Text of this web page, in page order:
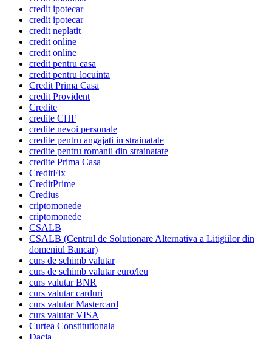
credit ipotecar
credit ipotecar
credit neplatit
credit online
credit online
credit pentru casa
credit pentru locuinta
Credit Prima Casa
credit Provident
Credite
credite CHF
credite nevoi personale
credite pentru angajati in strainatate
credite pentru romanii din strainatate
credite Prima Casa
CreditFix
CreditPrime
Credius
criptomonede
criptomonede
CSALB
CSALB (Centrul de Solutionare Alternativa a Litigiilor din
domeniul Bancar)
curs de schimb valutar
curs de schimb valutar euro/leu
curs valutar BNR
curs valutar carduri
curs valutar Mastercard
curs valutar VISA
Curtea Constitutionala
Dacia